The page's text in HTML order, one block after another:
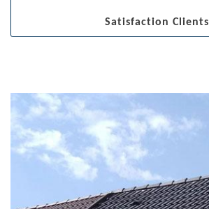
Satisfaction Clients